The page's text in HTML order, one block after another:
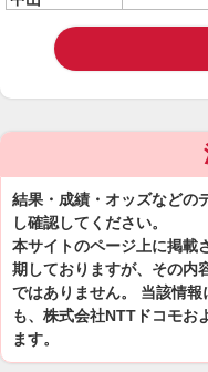
結果・成績・オッズなどの
し確認してください。
本サイトのページ上に掲載
期しておりますが、その内
ではありません。 当該情
も、株式会社NTTドコモお
ます。